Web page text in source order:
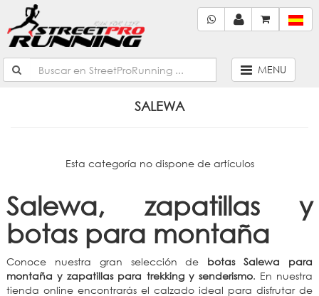
MENU
SALEWA
Esta categoría no dispone de artículos
Salewa, zapatillas y
botas para montaña
Conoce nuestra gran selección de botas Salewa para
montaña y zapatillas para trekking y senderismo. En nuestra
tienda online encontrarás el calzado ideal para disfrutar de